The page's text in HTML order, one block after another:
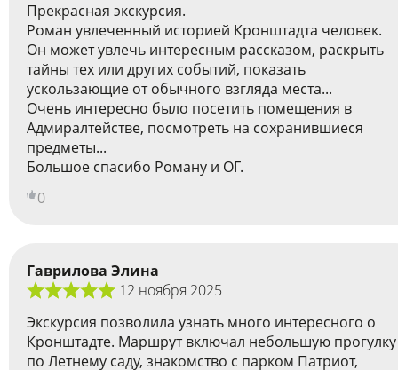
Прекрасная экскурсия.
Роман увлеченный историей Кронштадта человек.
Он может увлечь интересным рассказом, раскрыть
тайны тех или других событий, показать
ускользающие от обычного взгляда места...
Очень интересно было посетить помещения в
Адмиралтействе, посмотреть на сохранившиеся
предметы...
Большое спасибо Роману и ОГ.
0
Гаврилова Элина
12 ноября 2025
Экскурсия позволила узнать много интересного о
Кронштадте. Маршрут включал небольшую прогулку
по Летнему саду, знакомство с парком Патриот,